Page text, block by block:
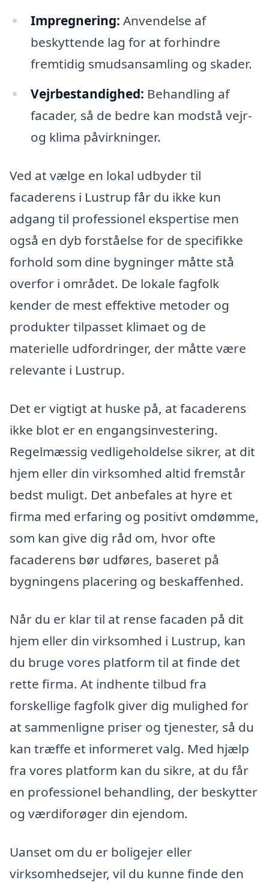
Impregnering: Anvendelse af
beskyttende lag for at forhindre
fremtidig smudsansamling og skader.
Vejrbestandighed: Behandling af
facader, så de bedre kan modstå vejr-
og klima påvirkninger.
Ved at vælge en lokal udbyder til
facaderens i Lustrup får du ikke kun
adgang til professionel ekspertise men
også en dyb forståelse for de specifikke
forhold som dine bygninger måtte stå
overfor i området. De lokale fagfolk
kender de mest effektive metoder og
produkter tilpasset klimaet og de
materielle udfordringer, der måtte være
relevante i Lustrup.
Det er vigtigt at huske på, at facaderens
ikke blot er en engangsinvestering.
Regelmæssig vedligeholdelse sikrer, at dit
hjem eller din virksomhed altid fremstår
bedst muligt. Det anbefales at hyre et
firma med erfaring og positivt omdømme,
som kan give dig råd om, hvor ofte
facaderens bør udføres, baseret på
bygningens placering og beskaffenhed.
Når du er klar til at rense facaden på dit
hjem eller din virksomhed i Lustrup, kan
du bruge vores platform til at finde det
rette firma. At indhente tilbud fra
forskellige fagfolk giver dig mulighed for
at sammenligne priser og tjenester, så du
kan træffe et informeret valg. Med hjælp
fra vores platform kan du sikre, at du får
en professionel behandling, der beskytter
og værdiforøger din ejendom.
Uanset om du er boligejer eller
virksomhedsejer, vil du kunne finde den